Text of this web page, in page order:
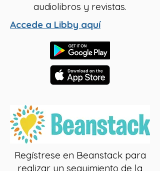
audiolibros y revistas.
Accede a Libby aquí
Regístrese en Beanstack para
realizar un seguimiento de la